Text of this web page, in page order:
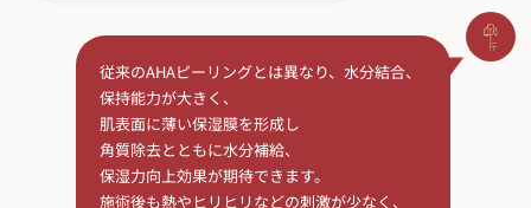
従来のAHAピーリングとは異なり、水分結合、
保持能力が大きく、
肌表面に薄い保湿膜を形成し
角質除去とともに水分補給、
保湿力向上効果が期待できます。
施術後も熱やヒリヒリなどの刺激が少なく、